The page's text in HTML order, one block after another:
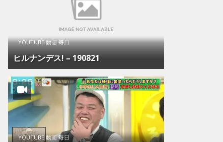
YOUTUBE 動画 毎日
ヒルナンデス! – 190821
YOUTUBE 動画 毎日